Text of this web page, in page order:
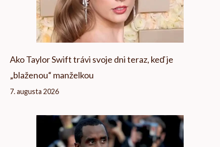
Ako Taylor Swift trávi svoje dni teraz, keď je
„blaženou“ manželkou
7. augusta 2026